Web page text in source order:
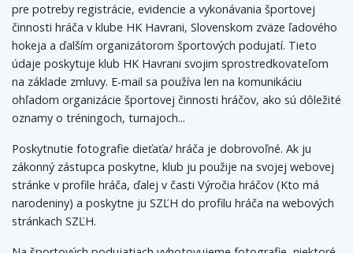
pre potreby registrácie, evidencie a vykonávania športovej
činnosti hráča v klube HK Havrani, Slovenskom zväze ľadového
hokeja a ďalším organizátorom športových podujatí. Tieto
údaje poskytuje klub HK Havrani svojim sprostredkovateľom
na základe zmluvy. E-mail sa používa len na komunikáciu
ohľadom organizácie športovej činnosti hráčov, ako sú dôležité
oznamy o tréningoch, turnajoch...
Poskytnutie fotografie dieťaťa/ hráča je dobrovoľné. Ak ju
zákonný zástupca poskytne, klub ju použije na svojej webovej
stránke v profile hráča, ďalej v časti Výročia hráčov (Kto má
narodeniny) a poskytne ju SZĽH do profilu hráča na webových
stránkach SZĽH.